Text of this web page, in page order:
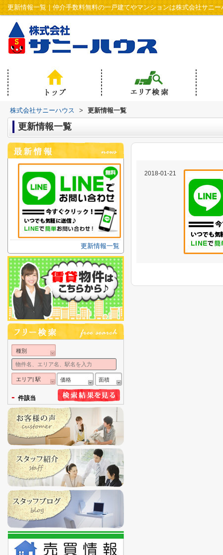
更新情報一覧｜仲介手数料無料の一戸建てやマンションは株式会社サニー
株式会社サニーハウス > 更新情報一覧
更新情報一覧
2018-01-21
更新情報一覧
種別
エリア| 駅 価格 面積
- 件該当